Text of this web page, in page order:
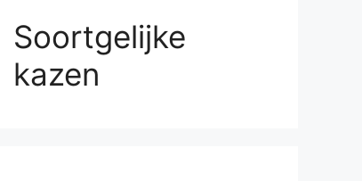
Soortgelijke
kazen